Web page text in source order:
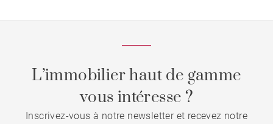
L’immobilier haut de gamme
vous intéresse ?
Inscrivez-vous à notre newsletter et recevez notre